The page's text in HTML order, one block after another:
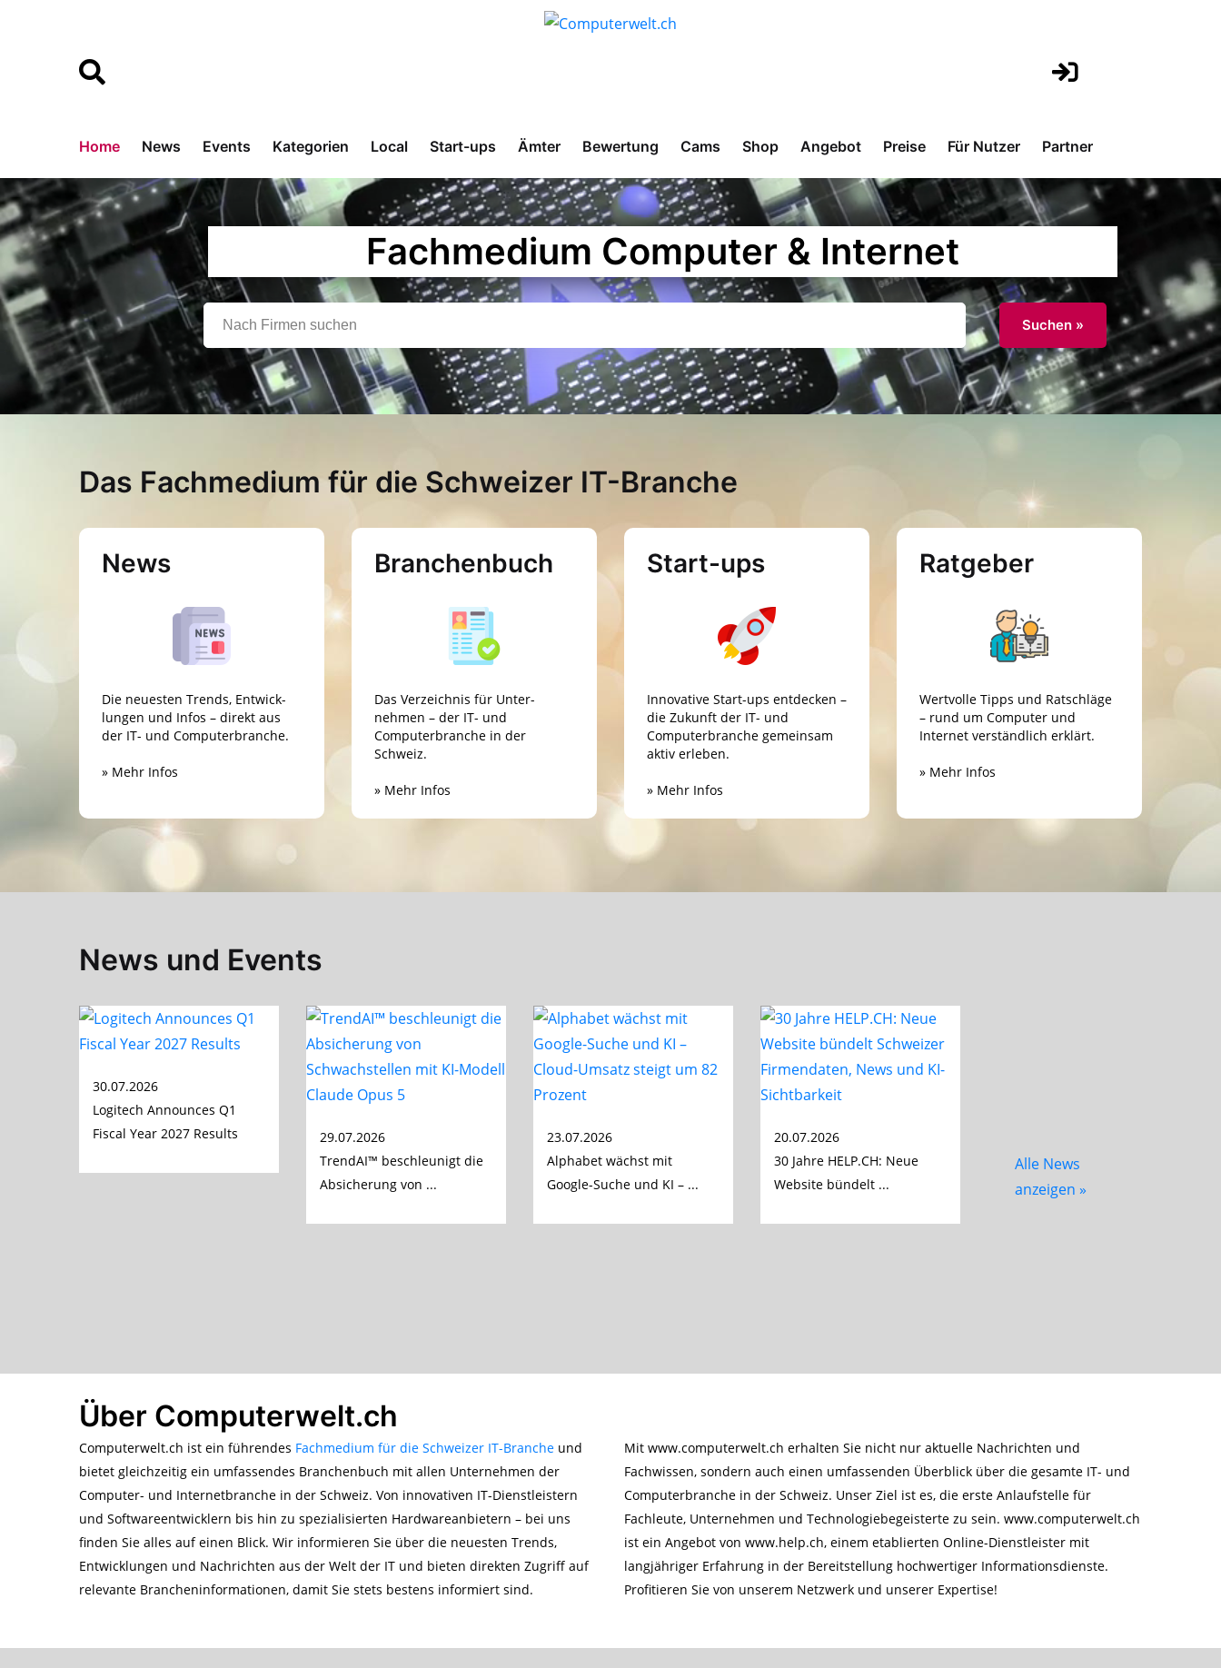
Home News Events Kategorien Local Start-ups Ämter Bewertung Cams Shop Angebot Preise Für Nutzer Partner
Fachmedium Computer & Internet
Das Fachmedium für die Schweizer IT-Branche
News
Die neuesten Trends, Entwick­
lungen und Infos – direkt aus
der IT- und Computerbranche.
» Mehr Infos
Branchen­buch
Das Verzeichnis für Unter­
nehmen – der IT- und
Computerbranche in der
Schweiz.
» Mehr Infos
Start-ups
Innovative Start-ups entdecken –
die Zukunft der IT- und
Computer­branche gemeinsam
aktiv erleben.
» Mehr Infos
Ratgeber
Wertvolle Tipps und Ratschläge
– rund um Computer und
Internet verständlich erklärt.
» Mehr Infos
News und Events
30.07.2026
Logitech Announces Q1
Fiscal Year 2027 Results
29.07.2026
TrendAI™ beschleunigt die
Absicherung von ...
23.07.2026
Alphabet wächst mit
Google-Suche und KI – ...
20.07.2026
30 Jahre HELP.CH: Neue
Website bündelt ...
Alle News
anzeigen »
Über Computerwelt.ch
Computerwelt.ch ist ein führendes Fachmedium für die Schweizer IT-Branche und
bietet gleichzeitig ein umfassendes Branchenbuch mit allen Unternehmen der
Computer- und Internetbranche in der Schweiz. Von innovativen IT-Dienstleistern
und Softwareentwicklern bis hin zu spezialisierten Hardwareanbietern – bei uns
finden Sie alles auf einen Blick. Wir informieren Sie über die neuesten Trends,
Entwicklungen und Nachrichten aus der Welt der IT und bieten direkten Zugriff auf
relevante Brancheninformationen, damit Sie stets bestens informiert sind.
Mit www.computerwelt.ch erhalten Sie nicht nur aktuelle Nachrichten und
Fachwissen, sondern auch einen umfassenden Überblick über die gesamte IT- und
Computerbranche in der Schweiz. Unser Ziel ist es, die erste Anlaufstelle für
Fachleute, Unternehmen und Technologiebegeisterte zu sein. www.computerwelt.ch
ist ein Angebot von www.help.ch, einem etablierten Online-Dienstleister mit
langjähriger Erfahrung in der Bereitstellung hochwertiger Informationsdienste.
Profitieren Sie von unserem Netzwerk und unserer Expertise!